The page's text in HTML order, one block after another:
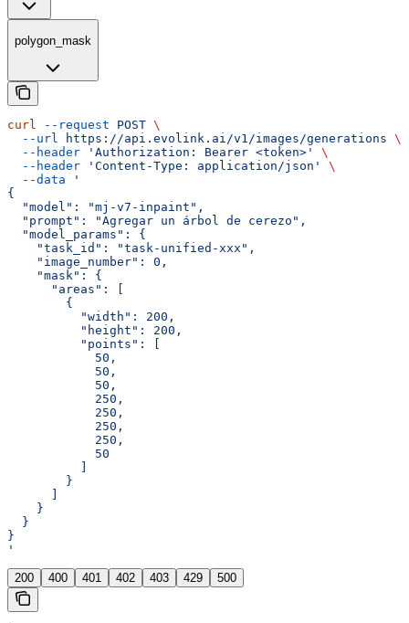
polygon_mask
curl --request POST \
  --url
https://api.evolink.ai/v1/images/generations \
  --header
'Authorization: Bearer <token>'
\
  --header
'Content-Type: application/json'
\
  --data
'
{
  "model": "mj-v7-inpaint",
  "prompt": "Agregar un árbol de cerezo",
  "model_params": {
    "task_id": "task-unified-xxx",
    "image_number": 0,
    "mask": {
      "areas": [
        {
          "width": 200,
          "height": 200,
          "points": [
            50,
            50,
            50,
            250,
            250,
            250,
            250,
            50
        }
    }
  }
}
'
200 400 401 402 403 429 500